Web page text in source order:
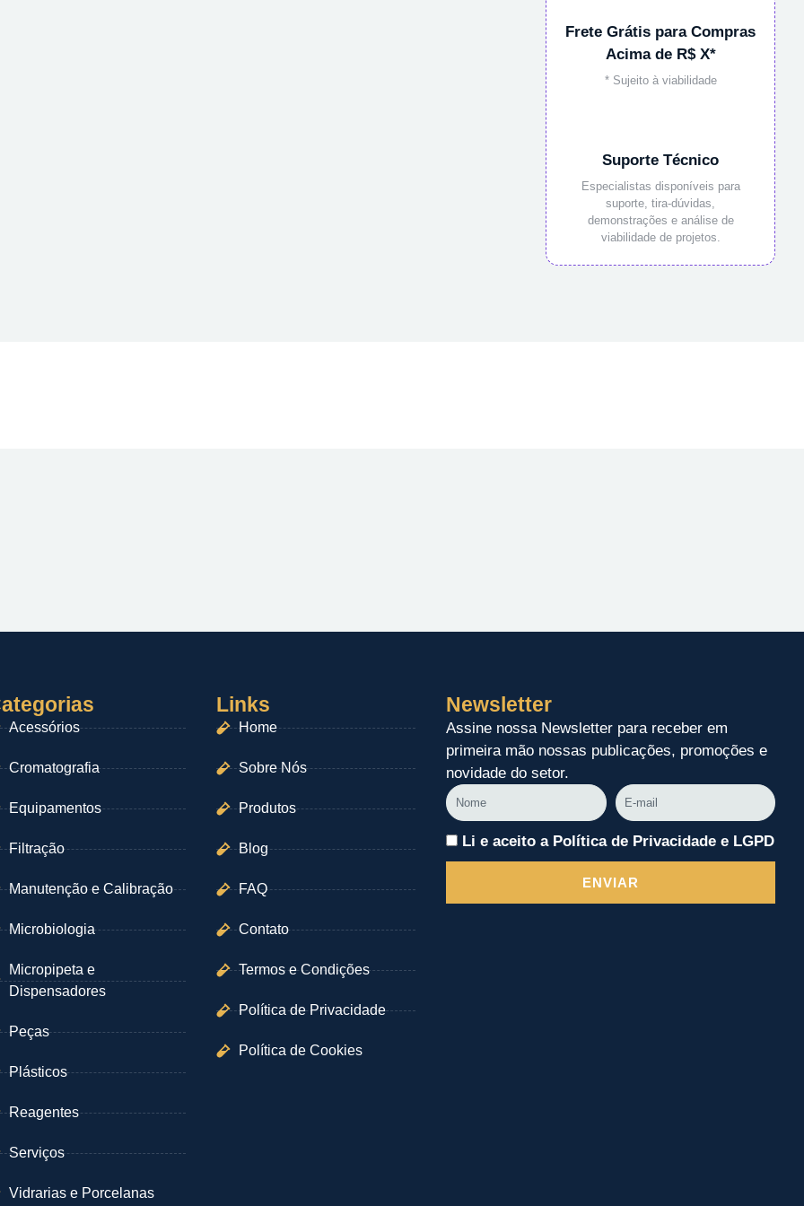
Frete Grátis para Compras
Acima de R$ X*
* Sujeito à viabilidade
Suporte Técnico
Especialistas disponíveis para
suporte, tira-dúvidas,
demonstrações e análise de
viabilidade de projetos.
Acessórios
Cromatografia
Equipamentos
Filtração
Manutenção e Calibração
Microbiologia
Micropipeta e
Dispensadores
Peças
Plásticos
Reagentes
Serviços
Vidrarias e Porcelanas
Links
Home
Sobre Nós
Produtos
Blog
FAQ
Contato
Termos e Condições
Política de Privacidade
Política de Cookies
Newsletter
Assine nossa Newsletter para receber em
primeira mão nossas publicações, promoções e
novidade do setor.
Nome
E-
mail
Li e aceito a Política de Privacidade e LGPD
ENVIAR